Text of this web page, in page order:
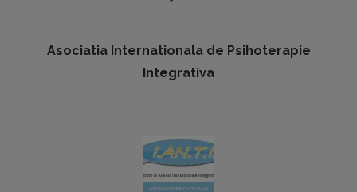
Asociatia Internationala de Psihoterapie
Integrativa